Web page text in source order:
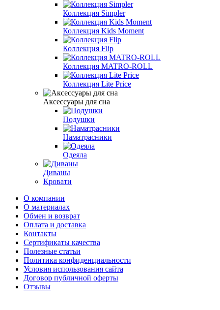
Коллекция Simpler
Коллекция Kids Moment
Коллекция Flip
Коллекция MATRO-ROLL
Коллекция Lite Price
Аксессуары для сна
Подушки
Наматрасники
Одеяла
Диваны
Кровати
О компании
О материалах
Обмен и возврат
Оплата и доставка
Контакты
Сертификаты качества
Полезные статьи
Политика конфиденциальности
Условия использования сайта
Договор публичной оферты
Отзывы